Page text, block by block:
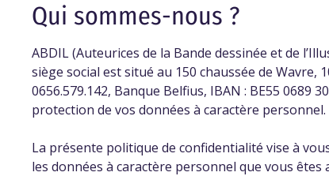
Qui sommes-nous ?
ABDIL (Auteurices de la Bande dessinée et de
siège social est situé au 150 chaussée de Wavre,
0656.579.142, Banque Belfius, IBAN : BE55 0689
protection de vos données à caractère personnel.
La présente politique de confidentialité vise à
les données à caractère personnel que vous